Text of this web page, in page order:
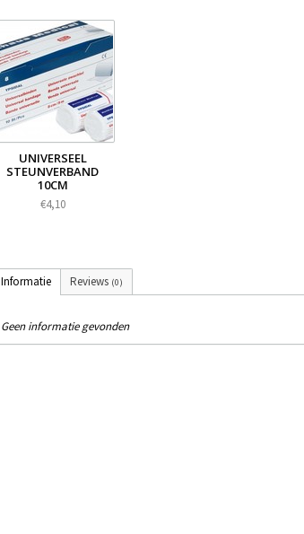
UNIVERSEEL
STEUNVERBAND
10CM
€4,10
Informatie Reviews (0)
Geen informatie gevonden